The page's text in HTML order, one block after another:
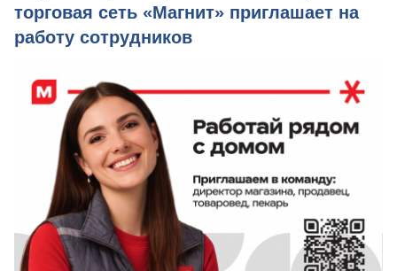
торговая сеть «Магнит» приглашает на
работу сотрудников